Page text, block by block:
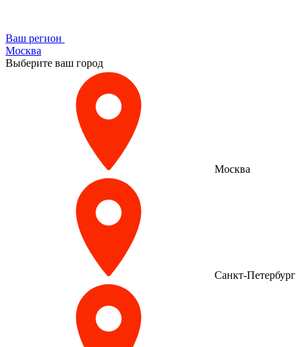
Ваш регион
Москва
Выберите ваш город
Москва
Санкт-Петербург